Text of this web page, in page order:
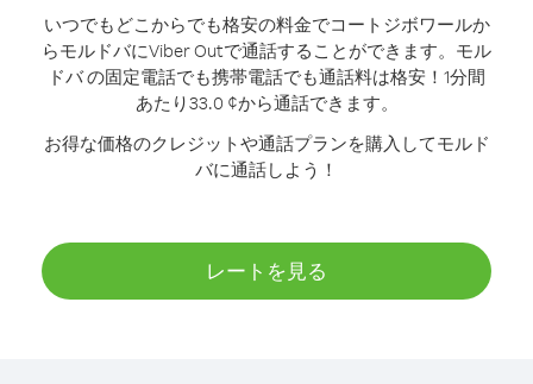
いつでもどこからでも格安の料金でコートジボワールか
らモルドバにViber Outで通話することができます。 モル
ドバ の固定電話でも携帯電話でも通話料は格安！1分間
あたり33.0 ¢から通話できます。
お得な価格のクレジットや通話プランを購入してモルド
バに通話しよう！
レートを見る